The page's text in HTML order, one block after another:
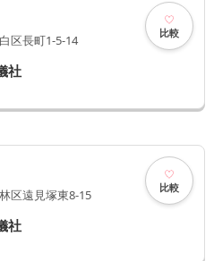
区長町1-5-14 比較
社
区遠見塚東8-15 比較
社